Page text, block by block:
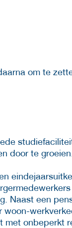
om te
door te groeien.
Naast een
met onbeperkt